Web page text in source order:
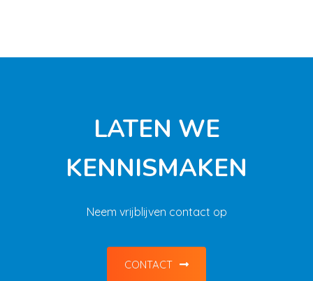
LATEN WE
KENNISMAKEN
Neem vrijblijven contact op
CONTACT